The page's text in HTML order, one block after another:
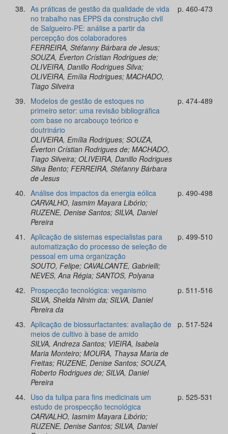
38. As práticas de gestão da qualidade de vida
no trabalho nas EPPS da construção civil
de Salgueiro-PE: análise a partir da
percepção dos colaboradores
FERREIRA, Stéfanny Bárbara de Jesus;
SOUZA, Éverton Crístian Rodrigues de;
OLIVEIRA, Danillo Rodrigues Silva;
OLIVEIRA, Emília Rodrigues; MACHADO,
Tiago Silveira
p. 460-473
39. Modelos de gestão de estoques no
primeiro setor: uma revisão bibliográfica
com base no arcabouço teórico e
doutrinário
OLIVEIRA, Emília Rodrigues; SOUZA,
Éverton Crístian Rodrigues de; MACHADO,
Tiago Silveira; OLIVEIRA, Danillo Rodrigues
Silva Bento; FERREIRA, Stéfanny Bárbara
de Jesus
p. 474-489
40. Análise dos impactos da energia eólica
CARVALHO, Iasmim Mayara Libório;
RUZENE, Denise Santos; SILVA, Daniel
Pereira
p. 490-498
41. Aplicação de sistemas especialistas para
automatização do processo de seleção de
pessoal em uma organização
SOUTO, Felipe; CAVALCANTE, Gabrielli;
NEVES, Ana Régia; SANTOS, Polyana
p. 499-510
42. Prospecção tecnológica: veganismo
SILVA, Shelda Ninim da; SILVA, Daniel
Pereira da
p. 511-516
43. Aplicação de biossurfactantes: avaliação de
meios de cultivo à base de amido
SILVA, Andreza Santos; VIEIRA, Isabela
Maria Monteiro; MOURA, Thaysa Maria de
Freitas; RUZENE, Denise Santos; SOUZA,
Roberto Rodrigues de; SILVA, Daniel
Pereira
p. 517-524
44. Uso da tulipa para fins medicinais um
estudo de prospecção tecnológica
CARVALHO, Iasmim Mayara Libório;
RUZENE, Denise Santos; SILVA, Daniel
p. 525-531